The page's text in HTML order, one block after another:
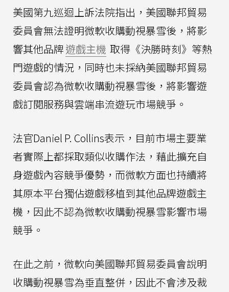
美國第九巡迴上訴法院指出，美國聯邦貿易
委員會無法證明微軟收購動視暴雪後，將影
響其他品牌遊戲主機 取得《決勝時刻》等熱
門遊戲的情況，同時也未採納美國聯邦貿易
委員會認為微軟收購動視暴雪後，將影響遊
戲訂閱服務與雲端串流遊玩市場競爭。
法官Daniel P. Collins表示，目前市場主要業
者實際上都採取類似收購作法，藉此擴充自
身遊戲內容競爭優勢，而微軟方面也持續將
其原本平台獨佔遊戲移植到其他品牌遊戲主
機，因此不認為微軟收購動視暴雪影響市場
競爭。
在此之前，微軟向美國聯邦貿易委員會說明
收購動視暴雪為垂直整併，因此不會涉及裁